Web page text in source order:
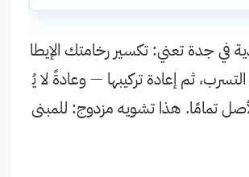
في جدة تعني: تكسير رخامتك الإيطا
ثم إعادة تركيبها — وعادةً لا يُ
تمامًا. هذا تشويه مزدوج: للمبنى